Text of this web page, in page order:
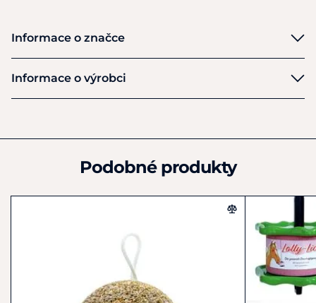
Informace o značce
HKM
Informace o výrobci
Veldenhauser Str 240
Podobné produkty